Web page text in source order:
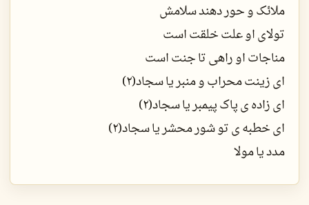
ملائک و حور دهند سلامش
تولای او علت خلقت است
مناجات او راهی تا جنت است
ای زینت محراب و منبر یا سجاد(2)
ای زاده ی پاک پیمبر یا سجاد(2)
ای خطبه ی تو شور محشر یا سجاد(2)
مدد یا مولا